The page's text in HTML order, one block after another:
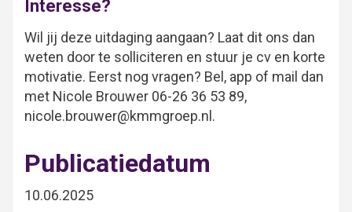
Interesse?
Wil jij deze uitdaging aangaan? Laat dit ons dan
weten door te solliciteren en stuur je cv en korte
motivatie. Eerst nog vragen? Bel, app of mail dan
met Nicole Brouwer 06-26 36 53 89,
nicole.brouwer@kmmgroep.nl.
Publicatiedatum
10.06.2025